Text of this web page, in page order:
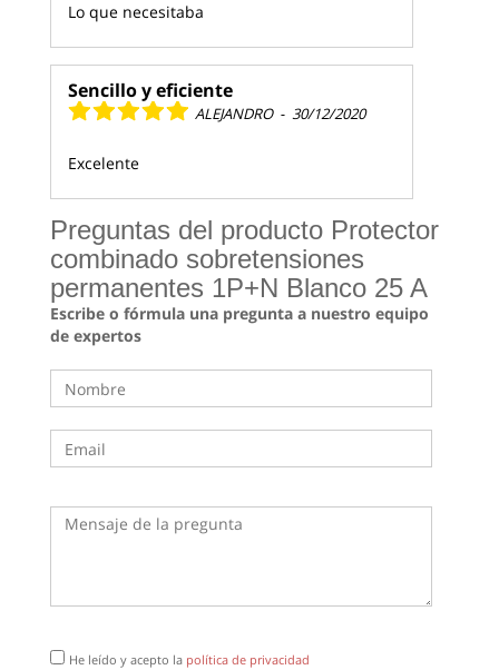
Lo que necesitaba
Sencillo y eficiente
ALEJANDRO - 30/12/2020
Excelente
Preguntas del producto Protector
combinado sobretensiones
permanentes 1P+N Blanco 25 A
Escribe o fórmula una pregunta a nuestro equipo
de expertos
He leído y acepto la política de privacidad